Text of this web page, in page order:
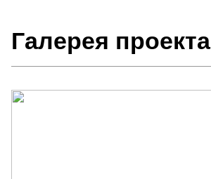
Галерея проекта